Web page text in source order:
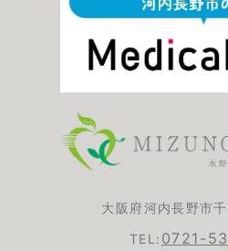
大阪府河内長野市
TEL: 0721-